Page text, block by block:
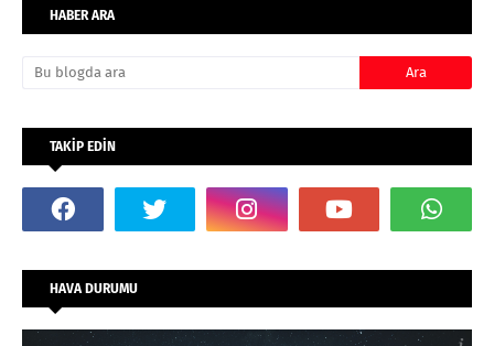
HABER ARA
TAKİP EDİN
HAVA DURUMU